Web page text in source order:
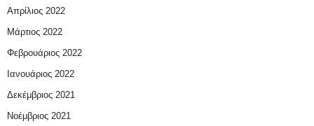
Απρίλιος 2022
Μάρτιος 2022
Φεβρουάριος 2022
Ιανουάριος 2022
Δεκέμβριος 2021
Νοέμβριος 2021